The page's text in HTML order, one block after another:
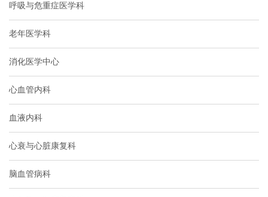
呼吸与危重症医学科
老年医学科
消化医学中心
心血管内科
血液内科
心衰与心脏康复科
脑血管病科